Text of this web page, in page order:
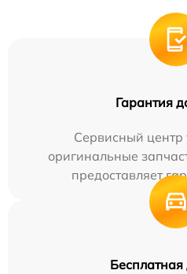
Гарантия
Сервисный центр
оригинальные
предоставляет
Бесплатная